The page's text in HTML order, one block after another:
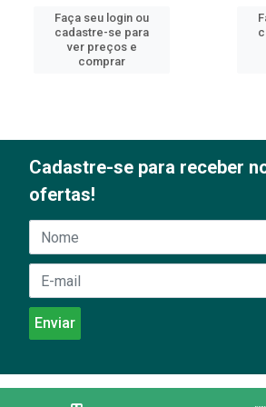
Faça seu login ou
cadastre-se para
ver preços e
comprar
Cadastre-se para receber
ofertas!